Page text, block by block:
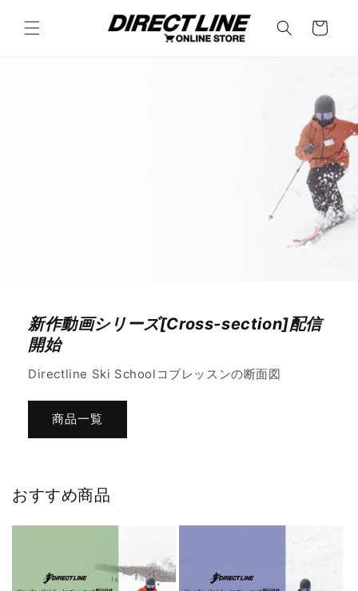
ンツに
進む
ー
新作動画シリーズ[Cross-section]配信
開始
Directline Ski Schoolコブレッスンの断面図
商品一覧
おすすめ商品